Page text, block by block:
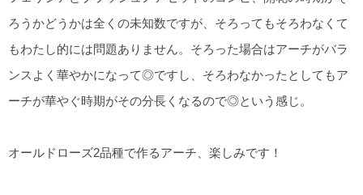
ろうかどうかは全くの未知数ですが、そろってもそろわなくて
もわたし的には問題ありません。そろった場合はアーチがバラ
ンスよく華やかになって◎ですし、そろわなかったとしてもア
ーチが華やぐ時期がその分長くなるので◎という感じ。
オールドローズ2品種で作るアーチ、楽しみです！